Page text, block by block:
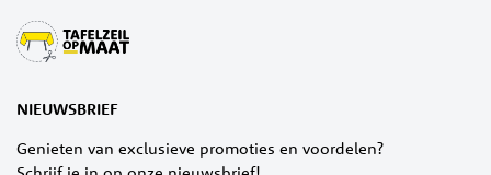
NIEUWSBRIEF
Genieten van exclusieve promoties en voordelen?